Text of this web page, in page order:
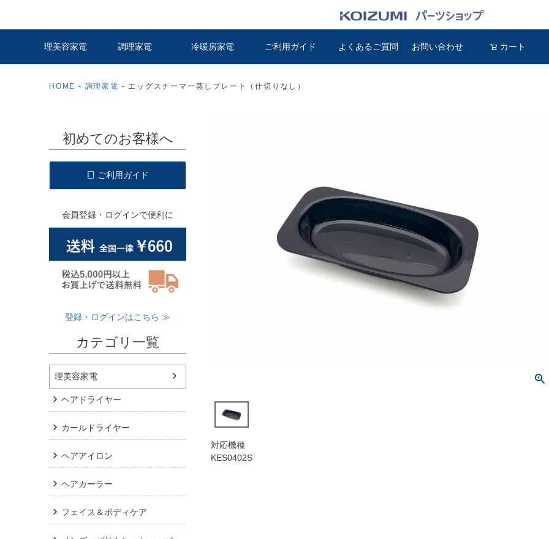
理美容家電 調理家電 冷暖房家電 ご利用ガイド よくあるご質問 お問い合わせ カート
検索
HOME 調理家電 エッグスチーマー蒸しプレート（仕切りなし）
初めてのお客様へ
ご利用ガイド
会員登録・ログインで便利に
登録・ログインはこちら ≫
カテゴリ一覧
理美容家電
ヘアドライヤー
カールドライヤー
ヘアアイロン
ヘアカーラー
フェイス＆ボディケア
対応機種
KES0402S